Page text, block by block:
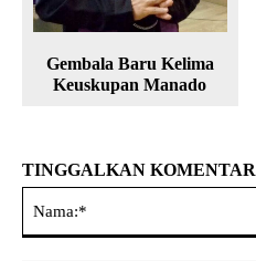
Gembala Baru Kelima
Keuskupan Manado
TINGGALKAN KOMENTAR